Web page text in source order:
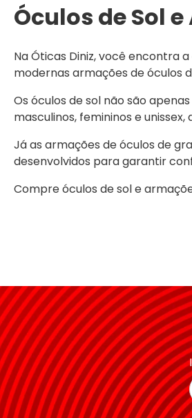
Polarizada
Tamanho da Ponte
Óculos de Sol
Na Óticas Diniz, você encontra
modernas armações de óculos
Os óculos de sol não são
masculinos, femininos e
Já as armações de óculos de
desenvolvidos para garantir
Compre óculos de sol e